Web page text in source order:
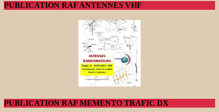
PUBLICATION RAF ANTENNES VHF
PUBLICATION RAF MEMENTO TRAFIC DX